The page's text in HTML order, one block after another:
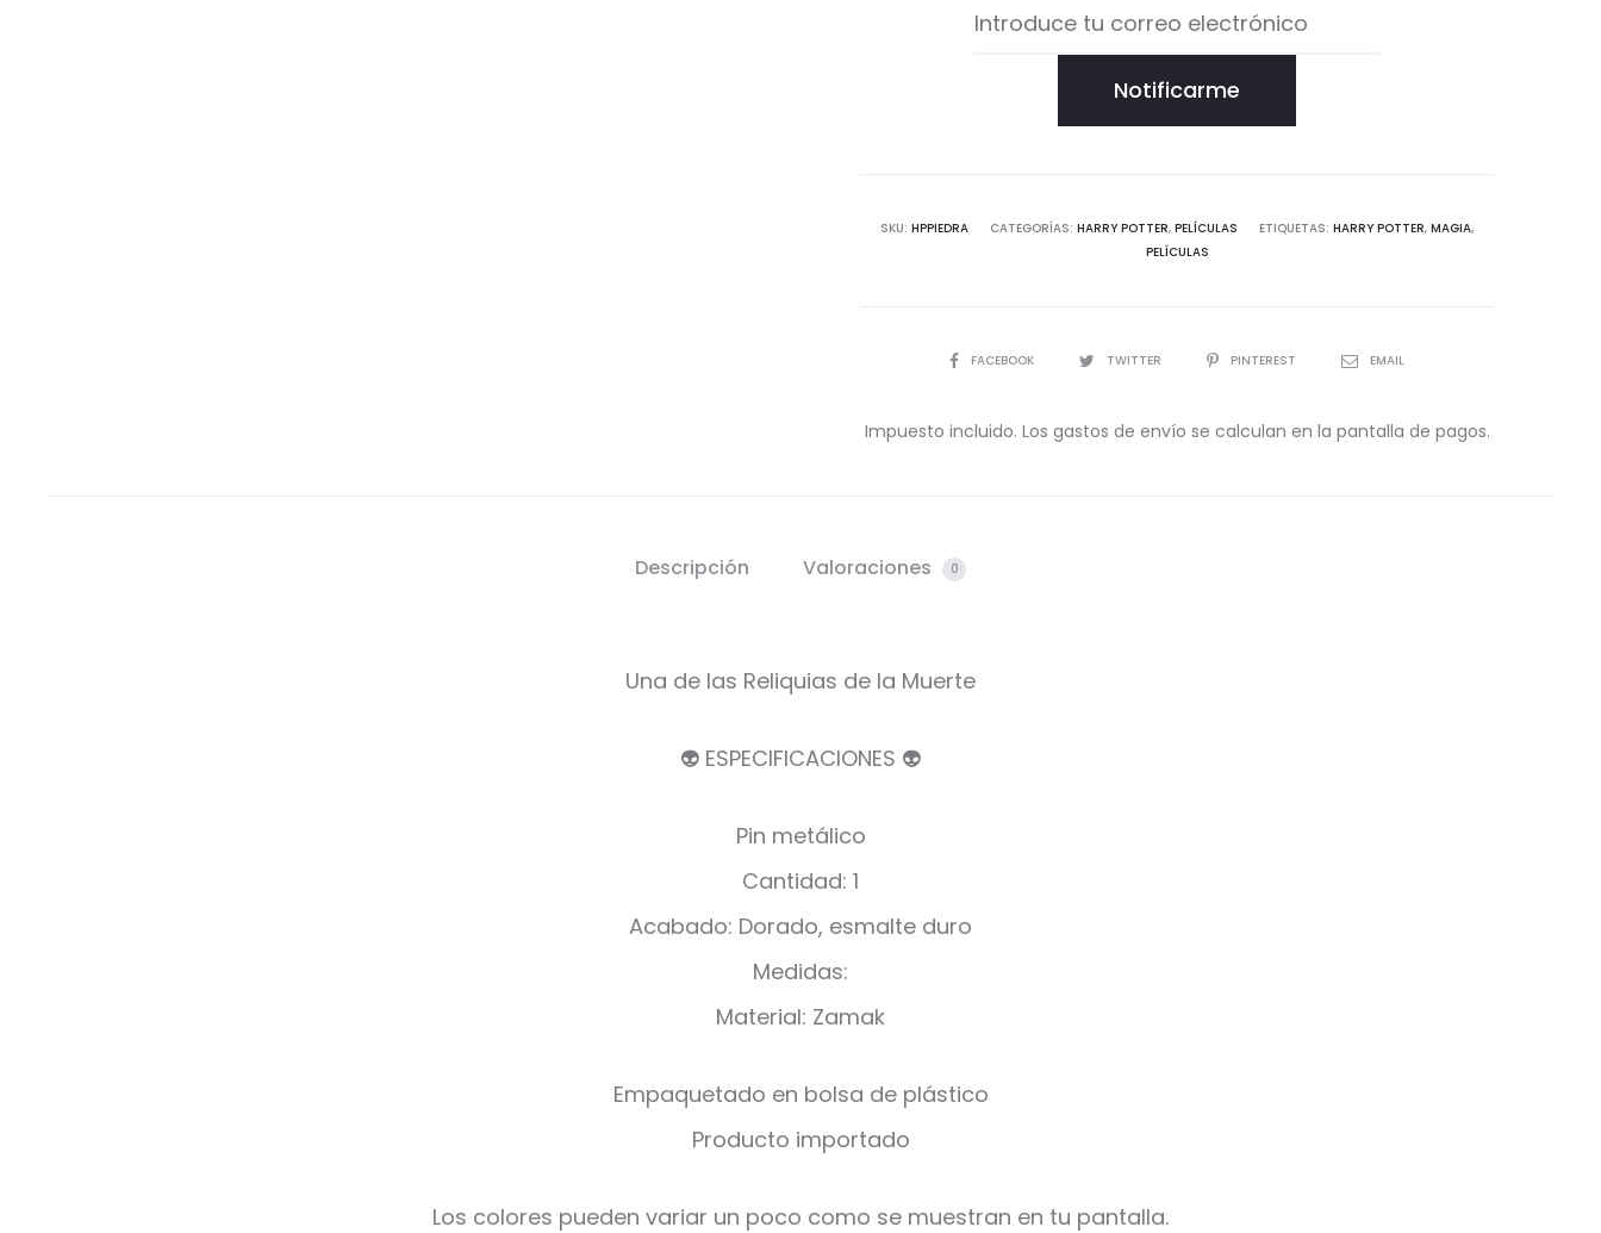
Notificarme
SKU: HPPIEDRA CATEGORÍAS: HARRY POTTER, PELÍCULAS ETIQUETAS: HARRY POTTER, MAGIA,
PELÍCULAS
COMPARTIR
FACEBOOK TWITTER PINTEREST EMAIL
Impuesto incluido. Los gastos de envío se calculan en la pantalla de pagos.
Descripción Valoraciones 0
Una de las Reliquias de la Muerte
👽 ESPECIFICACIONES 👽
Pin metálico
Cantidad: 1
Acabado: Dorado, esmalte duro
Medidas:
Material: Zamak
Empaquetado en bolsa de plástico
Producto importado
Los colores pueden variar un poco como se muestran en tu pantalla.